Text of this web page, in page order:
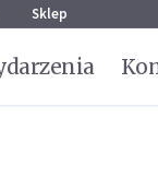
Sklep